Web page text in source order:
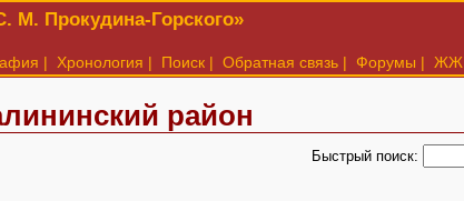
М. Прокудина-Горского»
| Хронология | Поиск | Обратная связь | Форумы | ЖЖ
район
Быстрый поиск: